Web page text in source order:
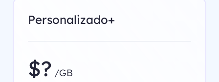
Personalizado+
$? /GB